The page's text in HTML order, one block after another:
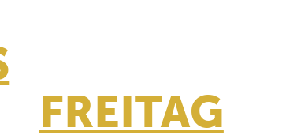
FREITAG